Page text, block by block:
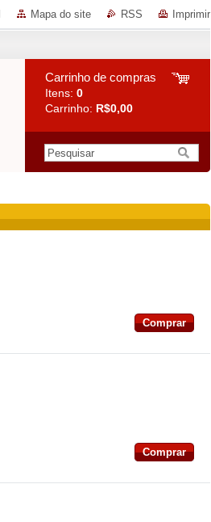
Mapa do site RSS Imprimir
Carrinho de compras
Itens: 0
Carrinho: R$0,00
Comprar
Comprar